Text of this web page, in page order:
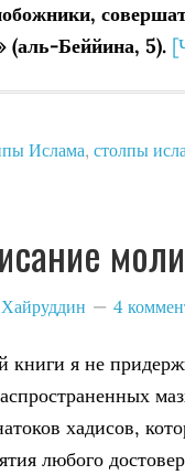
(аль-Беййина, 5).
Ислама, столпы
4
книги я не
хадисов,
любого